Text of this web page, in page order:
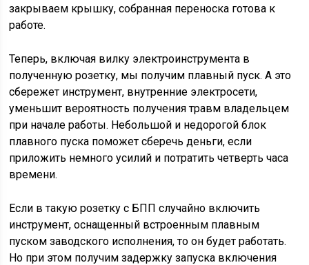
закрываем крышку, собранная переноска готова к
работе.
Теперь, включая вилку электроинструмента в
полученную розетку, мы получим плавный пуск. А это
сбережет инструмент, внутренние электросети,
уменьшит вероятность получения травм владельцем
при начале работы. Небольшой и недорогой блок
плавного пуска поможет сберечь деньги, если
приложить немного усилий и потратить четверть часа
времени.
Если в такую розетку с БПП случайно включить
инструмент, оснащенный встроенным плавным
пуском заводского исполнения, то он будет работать.
Но при этом получим задержку запуска включения